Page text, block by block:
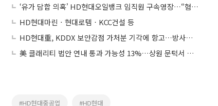
‘유가 담합 의혹’ HD현대오일뱅크 임직원 구속영장…“혐의 적극 소명”
HD현대마린ㆍ현대로템ㆍKCC건설 등
HD현대重, KDDX 보안감점 가처분 기각에 항고…방사청 “절차 진행”
美 클래리티 법안 연내 통과 가능성 13%…상원 문턱서 제동
#HD현대중공업 #HD현대